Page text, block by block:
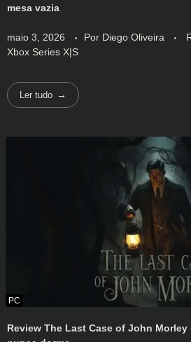
mesa vazia
maio 3, 2026 Por Diego Oliveira
Xbox Series X|S
Ler tudo
Review The Last Case of John Morley